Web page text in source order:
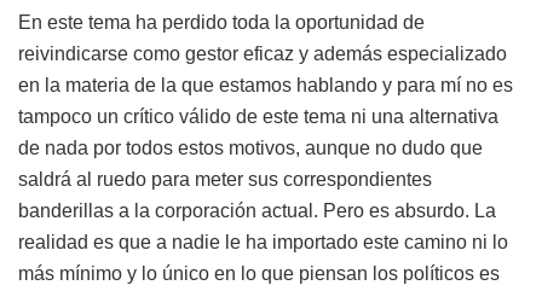
En este tema ha perdido toda la oportunidad de
reivindicarse como gestor eficaz y además especializado
en la materia de la que estamos hablando y para mí no es
tampoco un crítico válido de este tema ni una alternativa
de nada por todos estos motivos, aunque no dudo que
saldrá al ruedo para meter sus correspondientes
banderillas a la corporación actual. Pero es absurdo. La
realidad es que a nadie le ha importado este camino ni lo
más mínimo y lo único en lo que piensan los políticos es